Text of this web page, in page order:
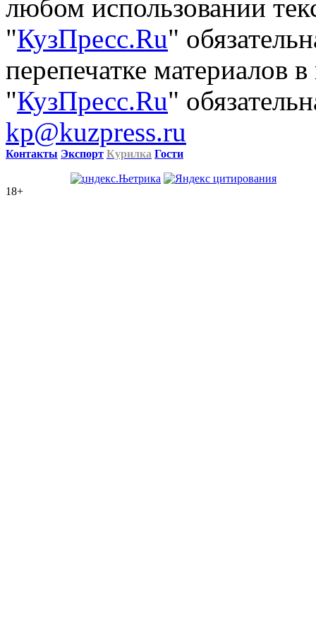
любом использовании
"КузПресс.Ru"
перепечатке материалов
"КузПресс.Ru"
kp@kuzpress.ru
Контакты Экспорт Курилка Гости
18+